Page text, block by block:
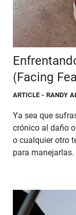
(Facing
ARTICLE - RANDY
Ya sea que
crónico al daño
o cualquier otro
para manejarlas.